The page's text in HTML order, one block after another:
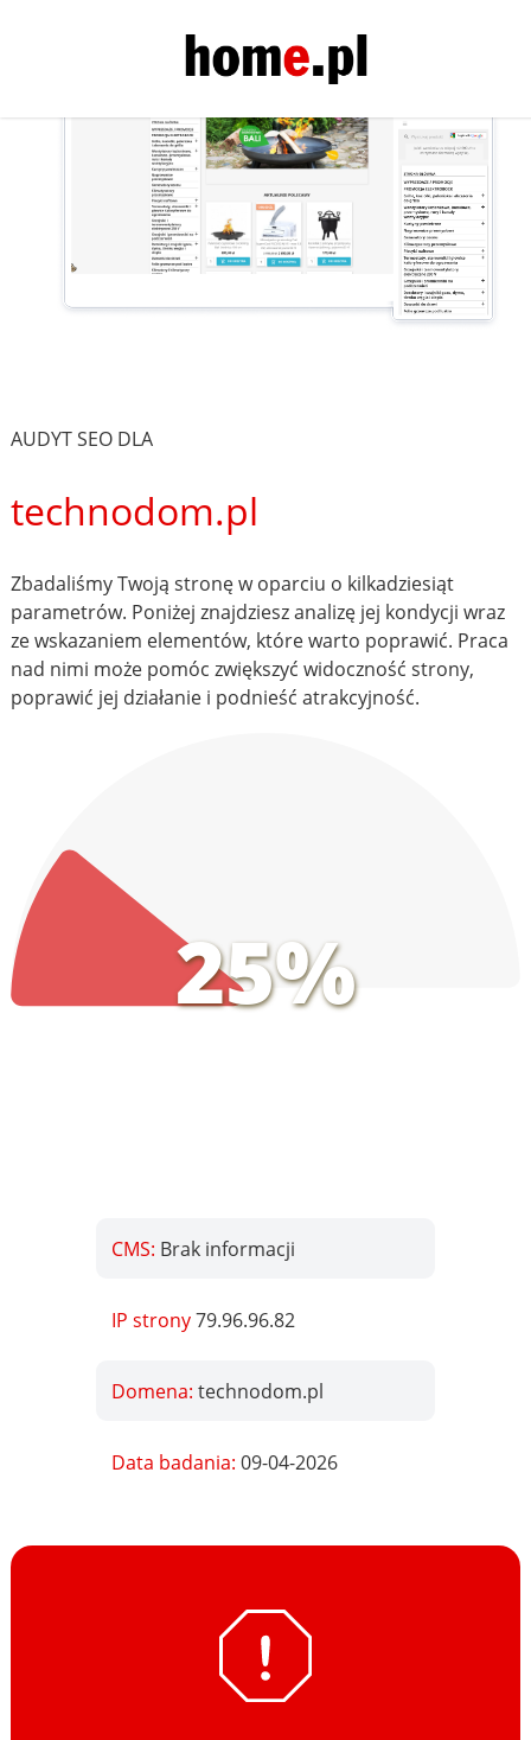
AUDYT SEO DLA
technodom.pl
Zbadaliśmy Twoją stronę w oparciu o kilkadziesiąt
parametrów. Poniżej znajdziesz analizę jej kondycji wraz
ze wskazaniem elementów, które warto poprawić. Praca
nad nimi może pomóc zwiększyć widoczność strony,
poprawić jej działanie i podnieść atrakcyjność.
25%
CMS: Brak informacji
IP strony79.96.96.82
Domena:technodom.pl
Data badania:09-04-2026